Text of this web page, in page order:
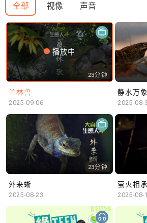
全部 视像 声音
播放中
23分钟
兰林兽
2025-09-06
静水万象
2025-08-
23分钟
外来蜥
2025-08-23
萤火相承
2025-08-